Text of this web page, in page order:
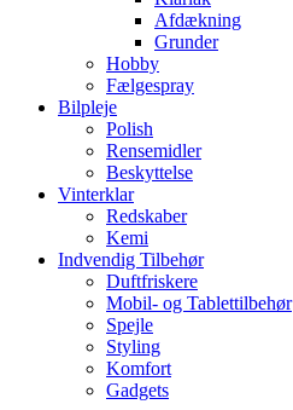
Afdækning
Grunder
Hobby
Fælgespray
Bilpleje
Polish
Rensemidler
Beskyttelse
Vinterklar
Redskaber
Kemi
Indvendig Tilbehør
Duftfriskere
Mobil- og Tablettilbehør
Spejle
Styling
Komfort
Gadgets